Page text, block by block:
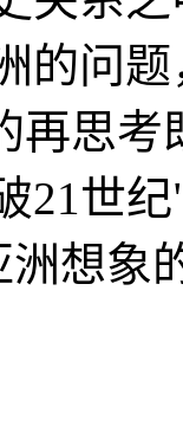
的问
再思考
21世
洲想象